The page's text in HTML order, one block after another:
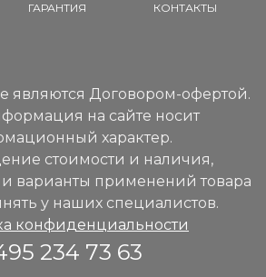
ГАРАНТИЯ КОНТАКТЫ
являются Договором-офертой.
на сайте носит
характер.
стоимости и наличия,
и варианты применений товара
у наших специалистов.
конфиденциальности
234 73 63